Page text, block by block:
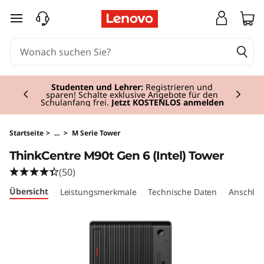
T
k
C
e
n
zum Hauptinhalt springen
Studenten und Lehrer: Registrieren und
sparen! Schalte exklusive Angebote für den
Schulanfang frei. Jetzt KOSTENLOS anmelden
Currently displaying item 2 of 3
Startseite > ... > M Serie Tower
ThinkCentre M90t Gen 6 (Intel) Tower
(50)
Übersicht Leistungsmerkmale Technische Daten